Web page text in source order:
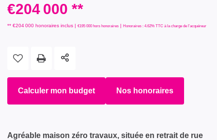
€204 000 **
** €204 000 honoraires inclus | €195 000 hors honoraires | Honoraires : 4.62% TTC à la charge de l'acquéreur
Calculer mon budget Nos honoraires
Agréable maison zéro travaux, située en retrait de rue